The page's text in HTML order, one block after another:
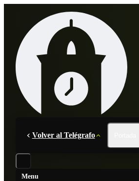
Volver al Telégrafo
Menu